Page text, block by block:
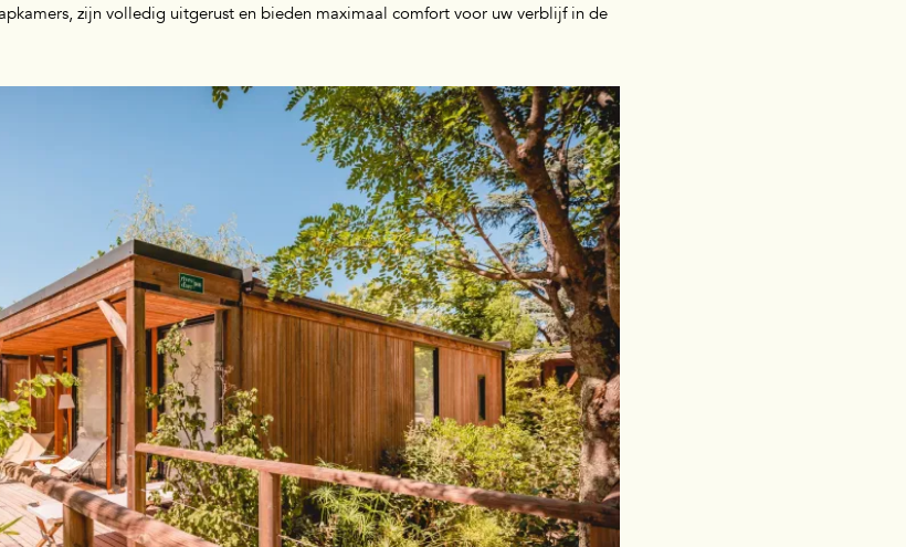
zijn volledig uitgerust en bieden maximaal comfort voor uw verblijf in de